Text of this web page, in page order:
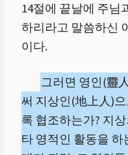
14절에 끝날에 주님
하리라고 말씀하신
이다.
그러면 영인(靈
써 지상인(地上人)
록 협조하는가? 지
타 영적인 활동을